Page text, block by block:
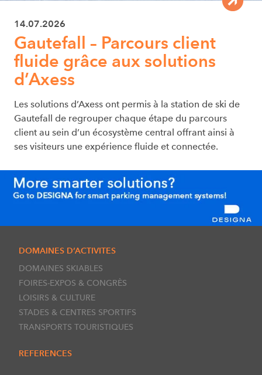
14.07.2026
Gautefall – Parcours client
fluide grâce aux solutions
d’Axess
Les solutions d’Axess ont permis à la station de ski de
Gautefall de regrouper chaque étape du parcours
client au sein d’un écosystème central offrant ainsi à
ses visiteurs une expérience fluide et connectée.
DOMAINES D’ACTIVITES
DOMAINES SKIABLES
FOIRES-EXPOS & CONGRÈS
LOISIRS & CULTURE
STADES & CENTRES SPORTIFS
TRANSPORTS TOURISTIQUES
REFERENCES